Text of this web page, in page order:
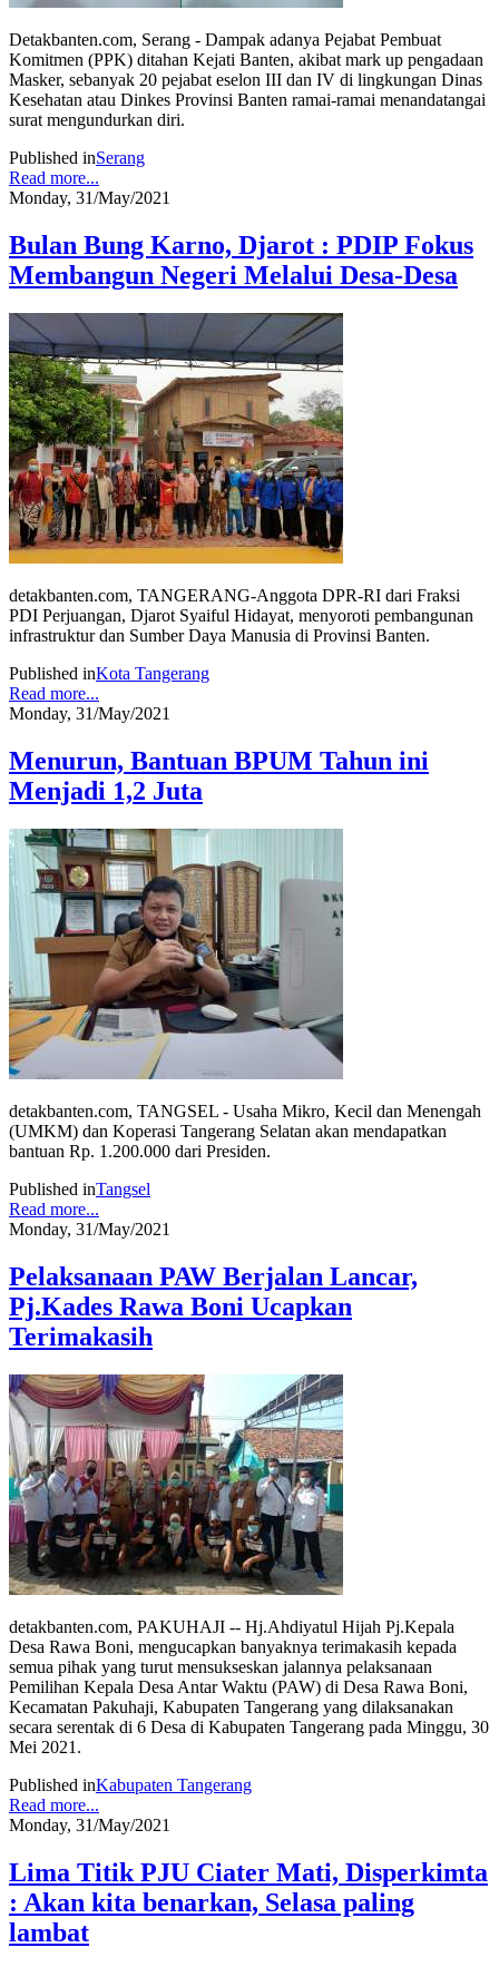
Detakbanten.com, Serang - Dampak adanya Pejabat Pembuat
Komitmen (PPK) ditahan Kejati Banten, akibat mark up pengadaan
Masker, sebanyak 20 pejabat eselon III dan IV di lingkungan Dinas
Kesehatan atau Dinkes Provinsi Banten ramai-ramai menandatangai
surat mengundurkan diri.
Published inSerang
Read more...
Monday, 31/May/2021
Bulan Bung Karno, Djarot : PDIP Fokus
Membangun Negeri Melalui Desa-Desa
detakbanten.com, TANGERANG-Anggota DPR-RI dari Fraksi
PDI Perjuangan, Djarot Syaiful Hidayat, menyoroti pembangunan
infrastruktur dan Sumber Daya Manusia di Provinsi Banten.
Published inKota Tangerang
Read more...
Monday, 31/May/2021
Menurun, Bantuan BPUM Tahun ini
Menjadi 1,2 Juta
detakbanten.com, TANGSEL - Usaha Mikro, Kecil dan Menengah
(UMKM) dan Koperasi Tangerang Selatan akan mendapatkan
bantuan Rp. 1.200.000 dari Presiden.
Published inTangsel
Read more...
Monday, 31/May/2021
Pelaksanaan PAW Berjalan Lancar,
Pj.Kades Rawa Boni Ucapkan
Terimakasih
detakbanten.com, PAKUHAJI -- Hj.Ahdiyatul Hijah Pj.Kepala
Desa Rawa Boni, mengucapkan banyaknya terimakasih kepada
semua pihak yang turut mensukseskan jalannya pelaksanaan
Pemilihan Kepala Desa Antar Waktu (PAW) di Desa Rawa Boni,
Kecamatan Pakuhaji, Kabupaten Tangerang yang dilaksanakan
secara serentak di 6 Desa di Kabupaten Tangerang pada Minggu, 30
Mei 2021.
Published inKabupaten Tangerang
Read more...
Monday, 31/May/2021
Lima Titik PJU Ciater Mati, Disperkimta
: Akan kita benarkan, Selasa paling
lambat